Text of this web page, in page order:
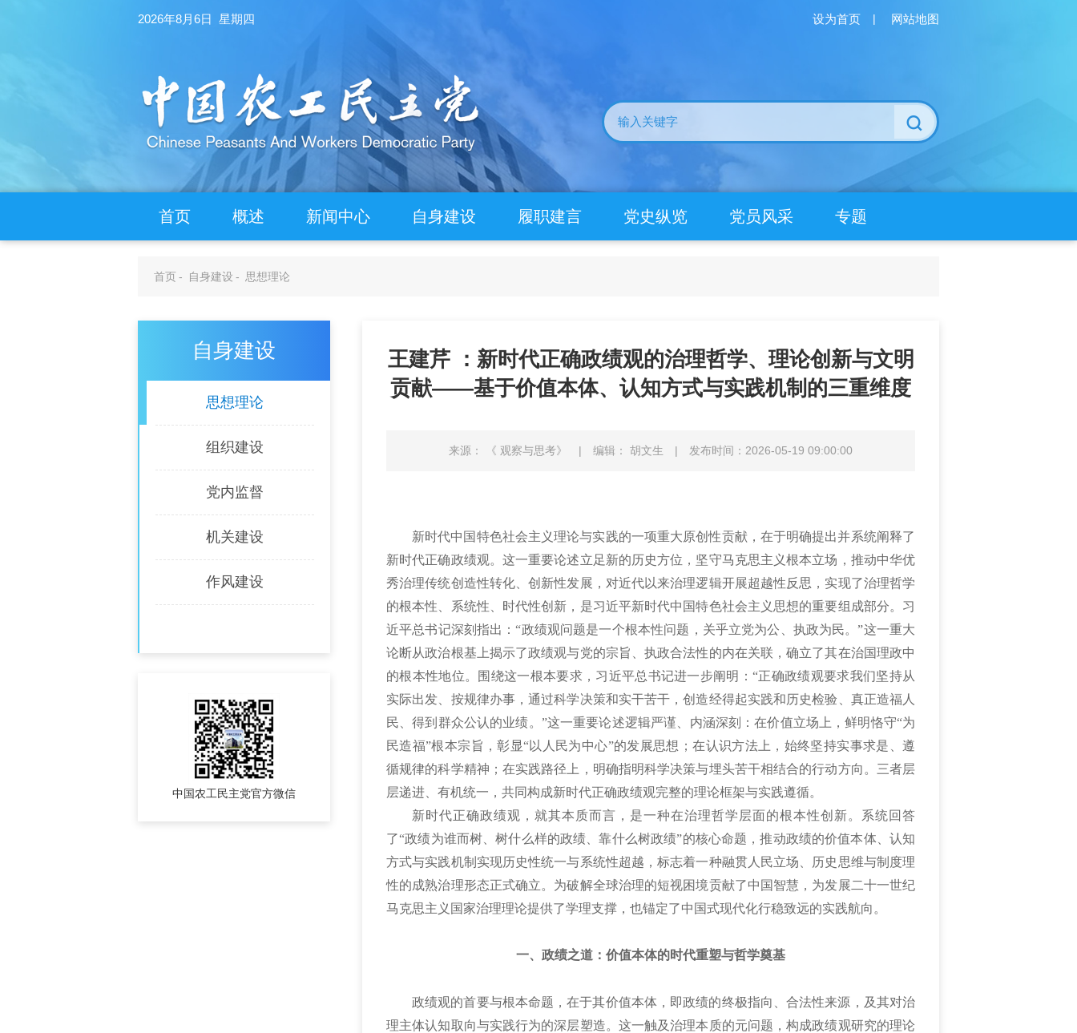
2026年8月6日 星期四 设为首页 | 网站地图
首页 概述 新闻中心 自身建设 履职建言 党史纵览 党员风采 专题
首页- 自身建设 - 思想理论
自身建设
思想理论
组织建设
党内监督
机关建设
作风建设
中国农工民主党官方微信
王建芹 ：新时代正确政绩观的治理哲学、理论创新与文明
贡献——基于价值本体、认知方式与实践机制的三重维度
来源： 《 观察与思考》 | 编辑： 胡文生 | 发布时间：2026-05-19 09:00:00
新时代中国特色社会主义理论与实践的一项重大原创性贡献，在于明确提出并系统阐释了
新时代正确政绩观。这一重要论述立足新的历史方位，坚守马克思主义根本立场，推动中华优
秀治理传统创造性转化、创新性发展，对近代以来治理逻辑开展超越性反思，实现了治理哲学
的根本性、系统性、时代性创新，是习近平新时代中国特色社会主义思想的重要组成部分。习
近平总书记深刻指出：“政绩观问题是一个根本性问题，关乎立党为公、执政为民。”这一重大
论断从政治根基上揭示了政绩观与党的宗旨、执政合法性的内在关联，确立了其在治国理政中
的根本性地位。围绕这一根本要求，习近平总书记进一步阐明：“正确政绩观要求我们坚持从
实际出发、按规律办事，通过科学决策和实干苦干，创造经得起实践和历史检验、真正造福人
民、得到群众公认的业绩。”这一重要论述逻辑严谨、内涵深刻：在价值立场上，鲜明恪守“为
民造福”根本宗旨，彰显“以人民为中心”的发展思想；在认识方法上，始终坚持实事求是、遵
循规律的科学精神；在实践路径上，明确指明科学决策与埋头苦干相结合的行动方向。三者层
层递进、有机统一，共同构成新时代正确政绩观完整的理论框架与实践遵循。
新时代正确政绩观，就其本质而言，是一种在治理哲学层面的根本性创新。系统回答
了“政绩为谁而树、树什么样的政绩、靠什么树政绩”的核心命题，推动政绩的价值本体、认知
方式与实践机制实现历史性统一与系统性超越，标志着一种融贯人民立场、历史思维与制度理
性的成熟治理形态正式确立。为破解全球治理的短视困境贡献了中国智慧，为发展二十一世纪
马克思主义国家治理理论提供了学理支撑，也锚定了中国式现代化行稳致远的实践航向。
一、政绩之道：价值本体的时代重塑与哲学奠基
政绩观的首要与根本命题，在于其价值本体，即政绩的终极指向、合法性来源，及其对治
理主体认知取向与实践行为的深层塑造。这一触及治理本质的元问题，构成政绩观研究的理论